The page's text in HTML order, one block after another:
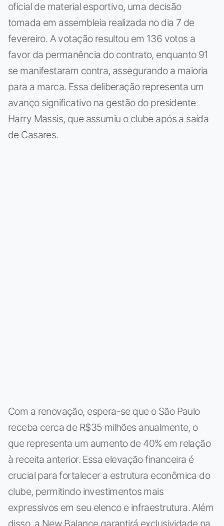
oficial de material esportivo, uma decisão
tomada em assembleia realizada no dia 7 de
fevereiro. A votação resultou em 136 votos a
favor da permanência do contrato, enquanto 91
se manifestaram contra, assegurando a maioria
para a marca. Essa deliberação representa um
avanço significativo na gestão do presidente
Harry Massis, que assumiu o clube após a saída
de Casares.
Com a renovação, espera-se que o São Paulo
receba cerca de R$35 milhões anualmente, o
que representa um aumento de 40% em relação
à receita anterior. Essa elevação financeira é
crucial para fortalecer a estrutura econômica do
clube, permitindo investimentos mais
expressivos em seu elenco e infraestrutura. Além
disso, a New Balance garantirá exclusividade na